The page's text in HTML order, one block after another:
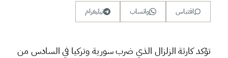
اقتباس واتساب تيليغرام
تؤكد كارثة الزلزال الذي ضرب سورية وتركيا في السادس من